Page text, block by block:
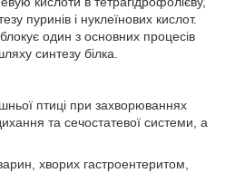
пуринів і нуклеїнових кислот.
один з основних процесів
синтезу білка.
птиці при захворюваннях
та сечостатевої системи, а
хворих гастроентеритом,